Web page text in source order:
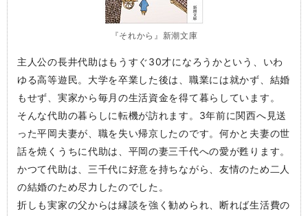
『それから』新潮文庫
主人公の長井代助はもうすぐ30才になろうかという、いわ
ゆる高等遊民。大学を卒業した後は、職業には就かず、結婚
もせず、実家から毎月の生活資金を得て暮らしています。
そんな代助の暮らしに転機が訪れます。3年前に関西へ見送
った平岡夫妻が、職を失い帰京したのです。何かと夫妻の世
話を焼くうちに代助は、平岡の妻三千代への愛が甦ります。
かつて代助は、三千代に好意を持ちながら、友情のため二人
の結婚のため尽力したのでした。
折しも実家の父からは縁談を強く勧められ、断れば生活費の